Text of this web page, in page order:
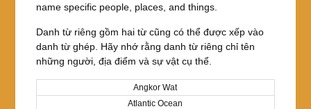
name specific people, places, and things.
Danh từ riêng gồm hai từ cũng có thể được xếp vào
danh từ ghép. Hãy nhớ rằng danh từ riêng chỉ tên
những người, địa điểm và sự vật cụ thể.
Angkor Wat
Atlantic Ocean